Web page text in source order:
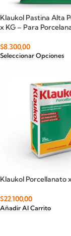
Klaukol Pastina Alta
x KG – Para
$8.300,00
Seleccionar Opciones
Klaukol Porcellanato
$22.100,00
Añadir Al Carrito